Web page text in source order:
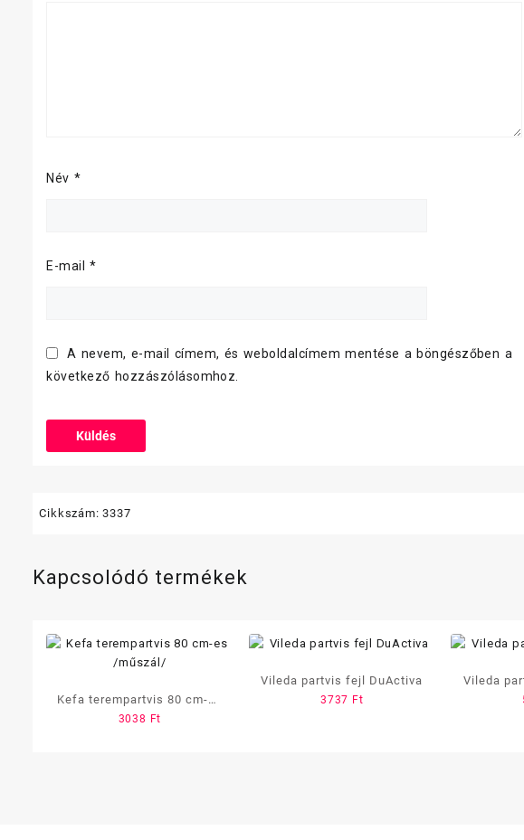
Név *
E-mail*
A nevem, e-mail címem, és weboldalcímem mentése a böngészőben a
következő hozzászólásomhoz.
Cikkszám:3337
Kapcsolódó termékek
Kefa terempartvis 80 cm-es
/műszál/
3038 Ft
Vileda partvis fejl DuActiva
3737 Ft
Vileda